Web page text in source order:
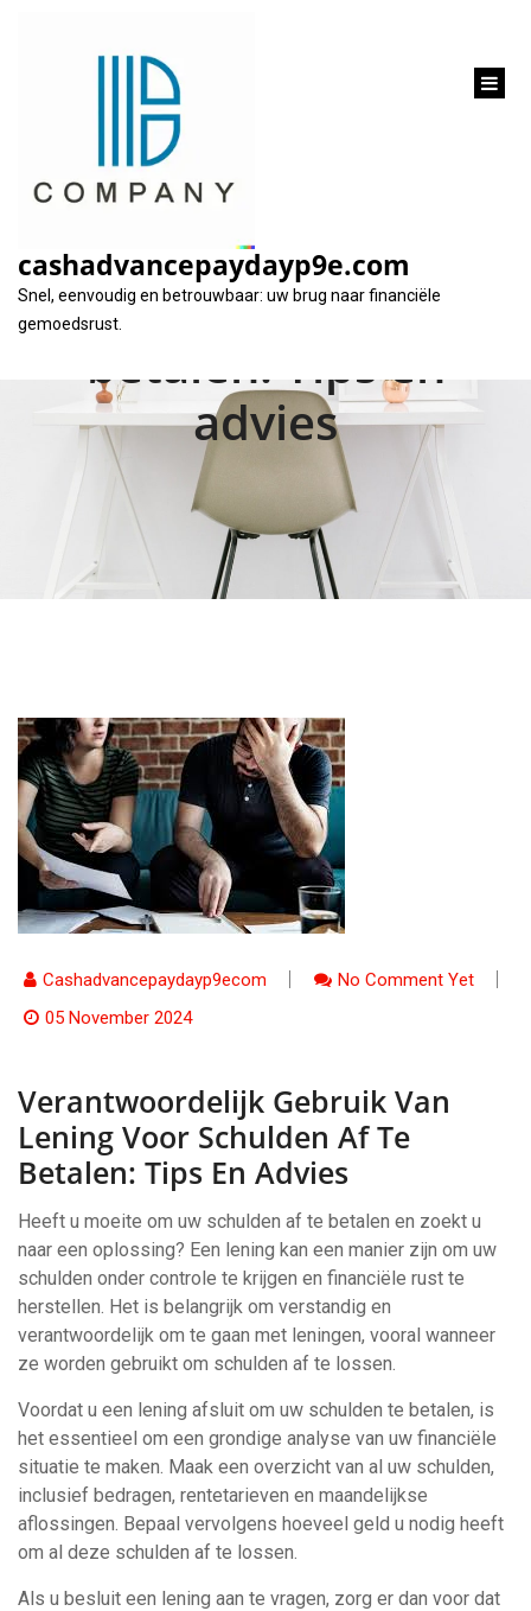
cashadvancepaydayp9e.com
Snel, eenvoudig en betrouwbaar: uw brug naar financiële
gemoedsrust.
Verantwoordelijk
gebruik van lening
voor schulden af te
betalen: Tips en
advies
Cashadvancepaydayp9ecom
No Comment Yet
05 November 2024
Verantwoordelijk Gebruik Van
Lening Voor Schulden Af Te
Betalen: Tips En Advies
Heeft u moeite om uw schulden af te betalen en zoekt u
naar een oplossing? Een lening kan een manier zijn om uw
schulden onder controle te krijgen en financiële rust te
herstellen. Het is belangrijk om verstandig en
verantwoordelijk om te gaan met leningen, vooral wanneer
ze worden gebruikt om schulden af te lossen.
Voordat u een lening afsluit om uw schulden te betalen, is
het essentieel om een grondige analyse van uw financiële
situatie te maken. Maak een overzicht van al uw schulden,
inclusief bedragen, rentetarieven en maandelijkse
aflossingen. Bepaal vervolgens hoeveel geld u nodig heeft
om al deze schulden af te lossen.
Als u besluit een lening aan te vragen, zorg er dan voor dat